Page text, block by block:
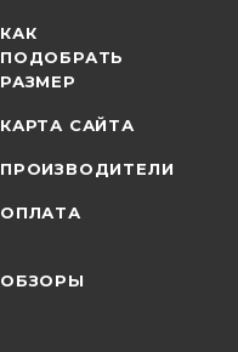
КАК
ПОДОБРАТЬ
РАЗМЕР
КАРТА САЙТА
ПРОИЗВОДИТЕЛИ
ОПЛАТА
ОБЗОРЫ